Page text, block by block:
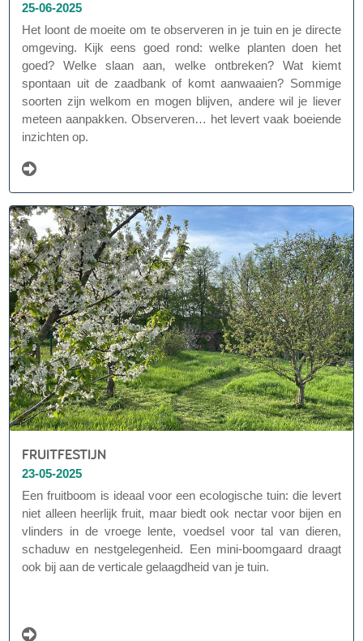
25-06-2025
Het loont de moeite om te observeren in je tuin en je directe
omgeving. Kijk eens goed rond: welke planten doen het
goed? Welke slaan aan, welke ontbreken? Wat kiemt
spontaan uit de zaadbank of komt aanwaaien? Sommige
soorten zijn welkom en mogen blijven, andere wil je liever
meteen aanpakken. Observeren… het levert vaak boeiende
inzichten op.
FRUITFESTIJN
23-05-2025
Een fruitboom is ideaal voor een ecologische tuin: die levert
niet alleen heerlijk fruit, maar biedt ook nectar voor bijen en
vlinders in de vroege lente, voedsel voor tal van dieren,
schaduw en nestgelegenheid. Een mini-boomgaard draagt
ook bij aan de verticale gelaagdheid van je tuin.